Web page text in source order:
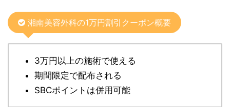
湘南美容外科の1万円割引クーポン概要
3万円以上の施術で使える
期間限定で配布される
SBCポイントは併用可能